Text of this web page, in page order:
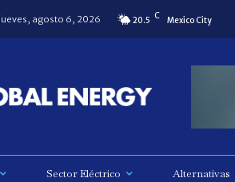
jueves, agosto 6, 2026 20.5 C Mexico City
Sector Eléctrico Alternativas